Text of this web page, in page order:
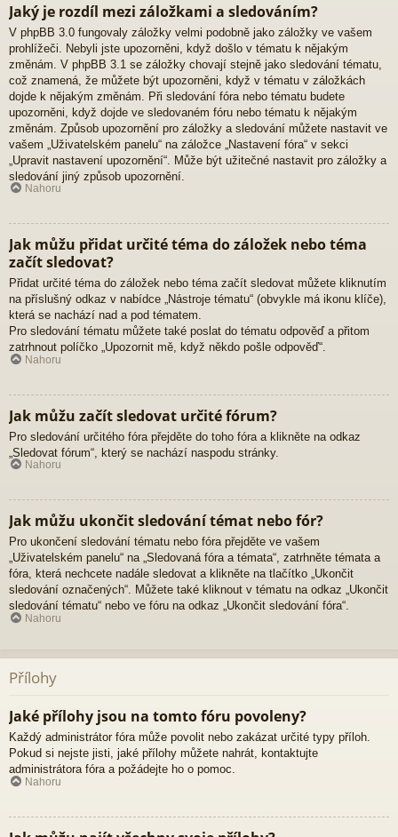
Jaký je rozdíl mezi záložkami a sledováním?
V phpBB 3.0 fungovaly záložky velmi podobně jako záložky ve vašem
prohlížeči. Nebyli jste upozorněni, když došlo v tématu k nějakým
změnám. V phpBB 3.1 se záložky chovají stejně jako sledování tématu,
což znamená, že můžete být upozorněni, když v tématu v záložkách
dojde k nějakým změnám. Při sledování fóra nebo tématu budete
upozorněni, když dojde ve sledovaném fóru nebo tématu k nějakým
změnám. Způsob upozornění pro záložky a sledování můžete nastavit ve
vašem „Uživatelském panelu“ na záložce „Nastavení fóra“ v sekci
„Upravit nastavení upozornění“. Může být užitečné nastavit pro záložky a
sledování jiný způsob upozornění.
Nahoru
Jak můžu přidat určité téma do záložek nebo téma
začít sledovat?
Přidat určité téma do záložek nebo téma začít sledovat můžete kliknutím
na příslušný odkaz v nabídce „Nástroje tématu“ (obvykle má ikonu klíče),
která se nachází nad a pod tématem.
Pro sledování tématu můžete také poslat do tématu odpověď a přitom
zatrhnout políčko „Upozornit mě, když někdo pošle odpověď“.
Nahoru
Jak můžu začít sledovat určité fórum?
Pro sledování určitého fóra přejděte do toho fóra a klikněte na odkaz
„Sledovat fórum“, který se nachází naspodu stránky.
Nahoru
Jak můžu ukončit sledování témat nebo fór?
Pro ukončení sledování tématu nebo fóra přejděte ve vašem
„Uživatelském panelu“ na „Sledovaná fóra a témata“, zatrhněte témata a
fóra, která nechcete nadále sledovat a klikněte na tlačítko „Ukončit
sledování označených“. Můžete také kliknout v tématu na odkaz „Ukončit
sledování tématu“ nebo ve fóru na odkaz „Ukončit sledování fóra“.
Nahoru
Přílohy
Jaké přílohy jsou na tomto fóru povoleny?
Každý administrátor fóra může povolit nebo zakázat určité typy příloh.
Pokud si nejste jisti, jaké přílohy můžete nahrát, kontaktujte
administrátora fóra a požádejte ho o pomoc.
Nahoru